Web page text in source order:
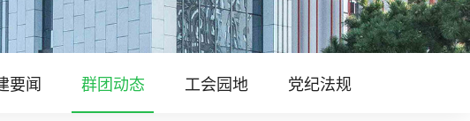
要闻 群团动态 工会园地 党纪法规